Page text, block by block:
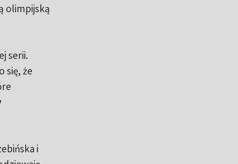
olimpijską
serii.
się, że
i